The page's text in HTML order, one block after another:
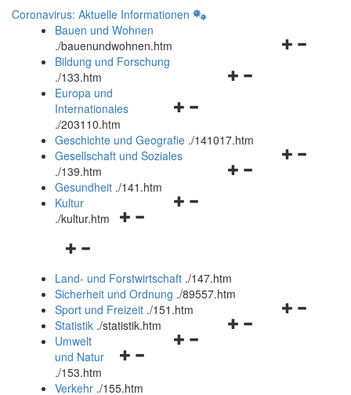
Coronavirus: Aktuelle Informationen
Bauen und Wohnen
./bauenundwohnen.htm
Navigationsmenü
Bildung und Forschung
./133.htm
Navigationsmenü
und
schließen
Europa und
Internationales
./203110.htm
Geschichte und Geografie ./141017.htm
Navigationsmenü
Gesellschaft und Soziales
./139.htm
Navigationsmenü
Gesundheit ./141.htm
Navigationsmenü
Kultur
./kultur.htm
Navigationsmenü
und
schließen
Land- und Forstwirtschaft ./147.htm
Sicherheit und Ordnung ./89557.htm
Navigationsmenü
Sport und Freizeit ./151.htm
Navigationsmenü
Statistik ./statistik.htm
Navigationsmenü
und
Umwelt
und Natur
./153.htm
Verkehr ./155.htm